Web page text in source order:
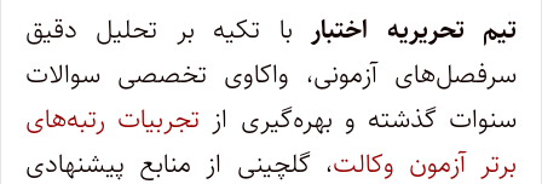
تیم تحریریه اختبار با تکیه بر تحلیل دقیق
سرفصل‌های آزمونی، واکاوی تخصصی سوالات
سنوات گذشته و بهره‌گیری از تجربیات رتبه‌های
برتر آزمون وکالت، گلچینی از منابع پیشنهادی